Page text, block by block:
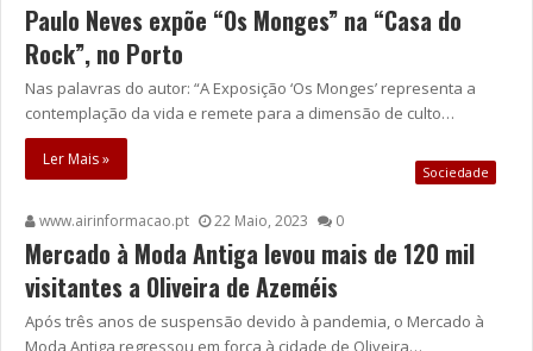
Paulo Neves expõe “Os Monges” na “Casa do
Rock”, no Porto
Nas palavras do autor: “A Exposição ‘Os Monges’ representa a
contemplação da vida e remete para a dimensão de culto…
Ler Mais »
Sociedade
www.airinformacao.pt 22 Maio, 2023 0
Mercado à Moda Antiga levou mais de 120 mil
visitantes a Oliveira de Azeméis
Após três anos de suspensão devido à pandemia, o Mercado à
Moda Antiga regressou em força à cidade de Oliveira…